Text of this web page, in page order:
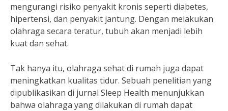
mengurangi risiko penyakit kronis seperti diabetes,
hipertensi, dan penyakit jantung. Dengan melakukan
olahraga secara teratur, tubuh akan menjadi lebih
kuat dan sehat.
Tak hanya itu, olahraga sehat di rumah juga dapat
meningkatkan kualitas tidur. Sebuah penelitian yang
dipublikasikan di jurnal Sleep Health menunjukkan
bahwa olahraga yang dilakukan di rumah dapat